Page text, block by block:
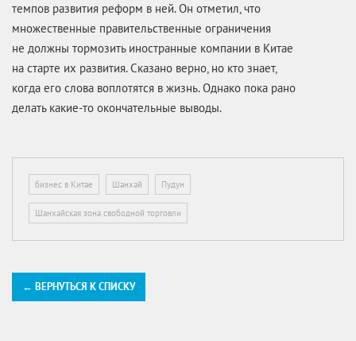
темпов развития реформ в ней. Он отметил, что
множественные правительственные ограничения
не должны тормозить иностранные компании в Китае
на старте их развития. Сказано верно, но кто знает,
когда его слова воплотятся в жизнь. Однако пока рано
делать какие-то окончательные выводы.
бизнес в Китае Шанхай Пудун
Шанхайская зона свободной торговли
← ВЕРНУТЬСЯ К СПИСКУ